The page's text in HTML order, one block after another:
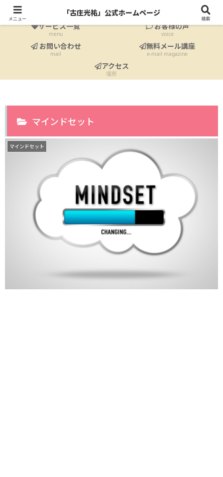
profile
サービス一覧
menu
お客様の声
voice
お問い合わせ
mail
無料メール講座
e-mail magazine
アクセス
場所
マインドセット
マインドセット
メニュー
「古庄光祐」公式ホームページ
検索